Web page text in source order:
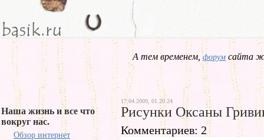
А тем временем,форум сайта
Наша жизнь и все что
вокруг нас.
Обзор интернет
17.04.2009, 01.20.24
Рисунки Оксаны
Комментариев: 2